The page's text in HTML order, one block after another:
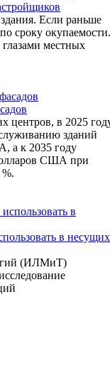
Если раньше
сроку окупаемости.
местных
центров, в 2025
зданий
а к 2035 году
США при
в несущих
(ИЛМиТ)